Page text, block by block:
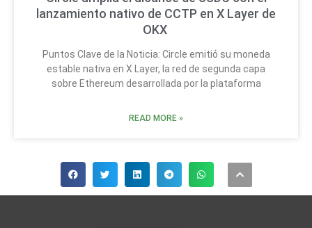
lanzamiento nativo de CCTP en X Layer de
OKX
Puntos Clave de la Noticia: Circle emitió su moneda
estable nativa en X Layer, la red de segunda capa
sobre Ethereum desarrollada por la plataforma
READ MORE »